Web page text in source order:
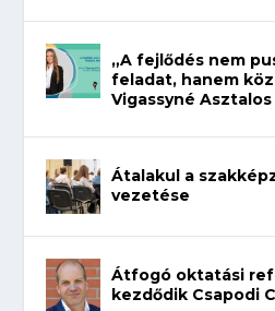
„A fejlődés nem
feladat, hanem
Vigassyné
Átalakul a
vezetése
Átfogó oktatási
kezdődik Csapodi